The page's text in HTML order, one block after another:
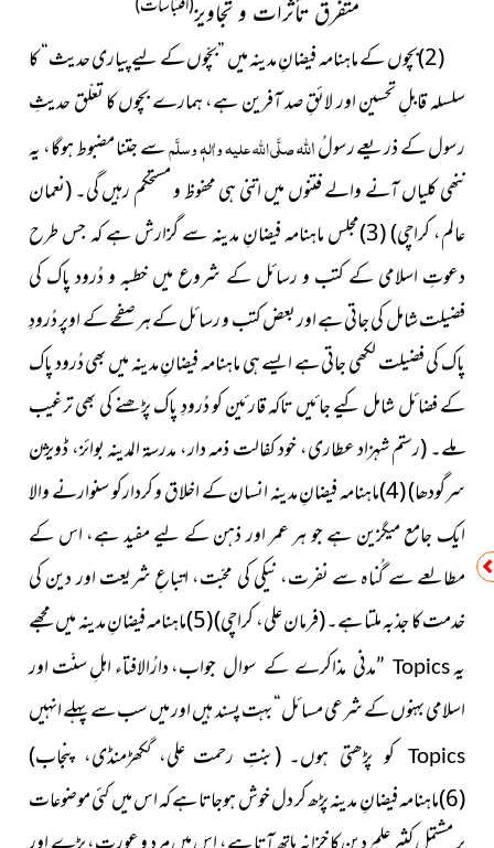
متفرق تأثرات و تجاویز
(2)بچوں کے ماہنامہ فیضانِ مدینہ میں ”بچّوں کے لیے پیاری حدیث“ کا
سلسلہ قابلِ تحسین اور لائقِ صد آفرین ہے، ہمارے بچوں کا تعلّق حدیثِ
رسول کے ذریعے رسولُاللہصلَّی اللہ علیہ واٰلہٖ وسلَّمسے جتنا مضبوط ہوگا، یہ
ننھی کلیاں آنے والے فتنوں میں اتنی ہی محفوظ و مستحکم رہیں گی۔(نعمان
عالم، کراچی)(3)مجلس
ماہنامہ فیضانِ مدینہ سے گزارش ہے کہ جس طرح
دعوتِ اسلامیکے کتب و رسائل کے شروع میں خطبہ و دُرود پاک کی
فضیلت شامل کی جاتی ہے اور بعض کتب و رسائل کے ہر صفحے کے اوپر دُرودِ
پاک کی فضیلت لکھی جاتی ہے ایسے ہی ماہنامہ فیضانِ مدینہ میں بھی دُرود پاک
کے فضائل شامل کیے جائیں تاکہ قارئین کو دُرودِ پاک پڑھنے کی بھی ترغیب
ملے۔ (رستم شہزاد عطاری، خود کفالت ذمہ دار، مدرسۃ المدینہ بوائز، ڈویژن
سرگودھا) (4)ماہنامہ فیضانِ مدینہ انسان کے اخلاق و کردارکو سنوارنے والا
ایک جامع میگزین ہے جو ہر عمر اور ذہن کے لیے مفید ہے،اس کے
مطالعے سے گُناہ سے نفرت، نیکی کی محبّت، اتباعِ شریعتاور دین کی
خدمت کا جذبہ ملتا ہے۔(فرمان علی، کراچی) (5)ماہنامہ فیضانِ مدینہ میں مجھے
یہTopics ”مدنی مذاکرے کے سوال جواب، دارُالافتاء اہلِ سنّت اور
اسلامی بہنوں کے شرعی مسائل“بہت پسند ہیں اور میں سب سے پہلے انہیں
Topics کو پڑھتی ہوں۔ (بنتِ رحمت علی، گکھڑمنڈی، پنجاب)
(6)ماہنامہ فیضانِ مدینہ
پڑھ کر دل خوش ہوجاتا ہے کہ اس میں کئی موضوعات